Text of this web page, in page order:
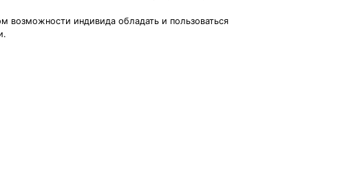
возможности индивида обладать и пользоваться